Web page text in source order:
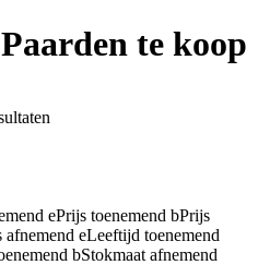
te koop
ePrijs toenemend bPrijs
afnemend eLeeftijd toenemend
bStokmaat afnemend